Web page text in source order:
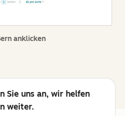
anklicken
Sie uns an, wir helfen
weiter.